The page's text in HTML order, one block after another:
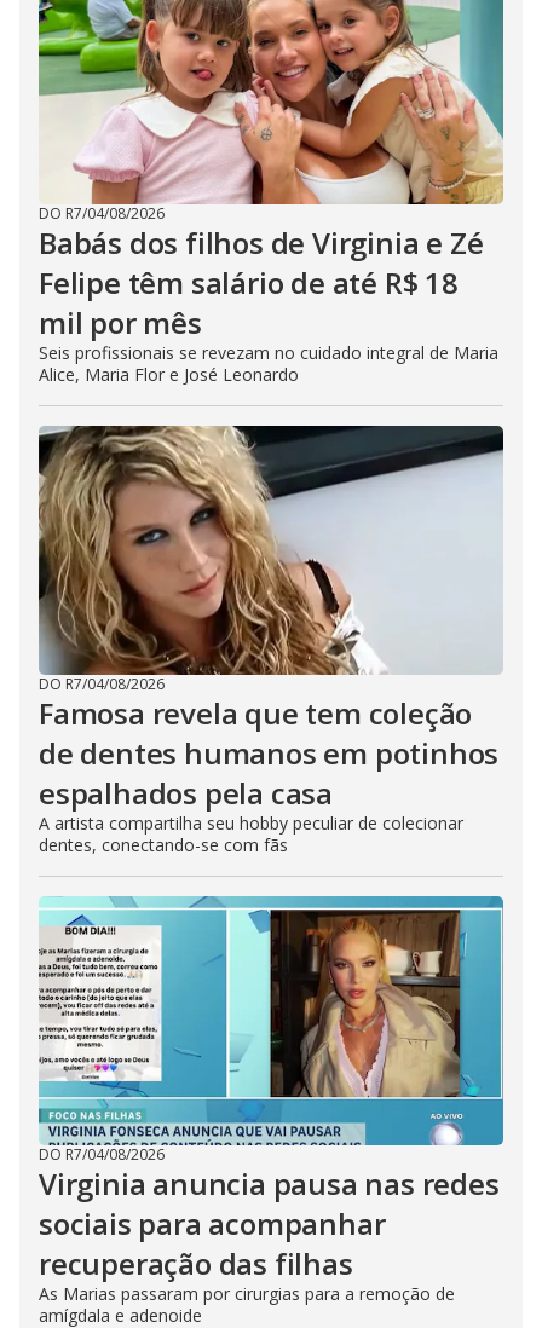
DO R7/04/08/2026
Babás dos filhos de Virginia e Zé
Felipe têm salário de até R$ 18
mil por mês
Seis profissionais se revezam no cuidado integral de Maria
Alice, Maria Flor e José Leonardo
DO R7/04/08/2026
Famosa revela que tem coleção
de dentes humanos em potinhos
espalhados pela casa
A artista compartilha seu hobby peculiar de colecionar
dentes, conectando-se com fãs
DO R7/04/08/2026
Virginia anuncia pausa nas redes
sociais para acompanhar
recuperação das filhas
As Marias passaram por cirurgias para a remoção de
amígdala e adenoide